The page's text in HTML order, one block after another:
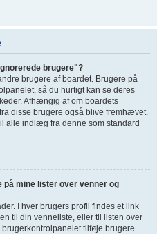
brugere"?
brugere af boardet. Brugere på
så du hurtigt kan se deres
Afhængig af om boardets
disse brugere også blive fremhævet.
alle indlæg fra denne som standard
på mine lister over venner og
I hver brugers profil findes et link
til din venneliste, eller til listen over
tilføje brugere